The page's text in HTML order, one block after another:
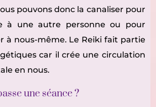
pouvons donc la canaliser pour
à une autre personne ou pour
à nous-même. Le Reiki fait partie
car il crée une circulation
en nous.
une séance ?